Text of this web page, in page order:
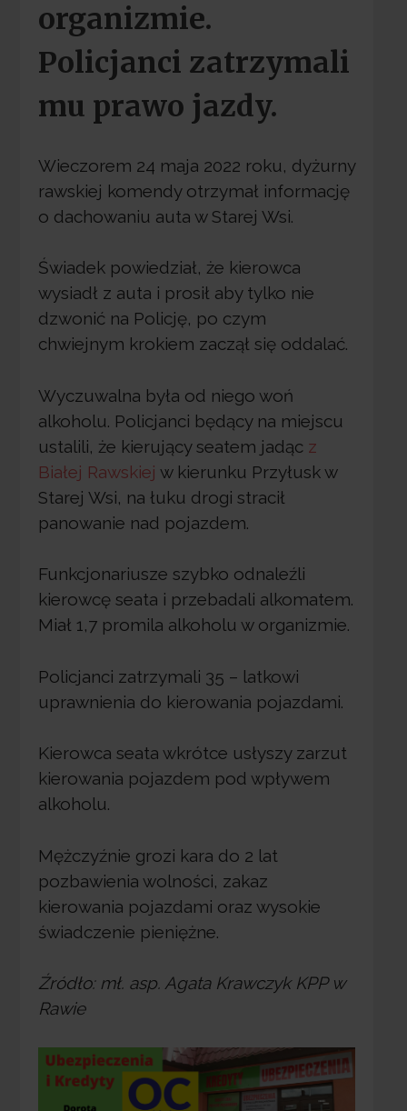
organizmie.
Policjanci zatrzymali
mu prawo jazdy.
Wieczorem 24 maja 2022 roku, dyżurny
rawskiej komendy otrzymał informację
o dachowaniu auta w Starej Wsi.
Świadek powiedział, że kierowca
wysiadł z auta i prosił aby tylko nie
dzwonić na Policję, po czym
chwiejnym krokiem zaczął się oddalać.
Wyczuwalna była od niego woń
alkoholu. Policjanci będący na miejscu
ustalili, że kierujący seatem jadąc z
Białej Rawskiej w kierunku Przyłusk w
Starej Wsi, na łuku drogi stracił
panowanie nad pojazdem.
Funkcjonariusze szybko odnaleźli
kierowcę seata i przebadali alkomatem.
Miał 1,7 promila alkoholu w organizmie.
Policjanci zatrzymali 35 – latkowi
uprawnienia do kierowania pojazdami.
Kierowca seata wkrótce usłyszy zarzut
kierowania pojazdem pod wpływem
alkoholu.
Mężczyźnie grozi kara do 2 lat
pozbawienia wolności, zakaz
kierowania pojazdami oraz wysokie
świadczenie pieniężne.
Źródło: mł. asp. Agata Krawczyk KPP w
Rawie